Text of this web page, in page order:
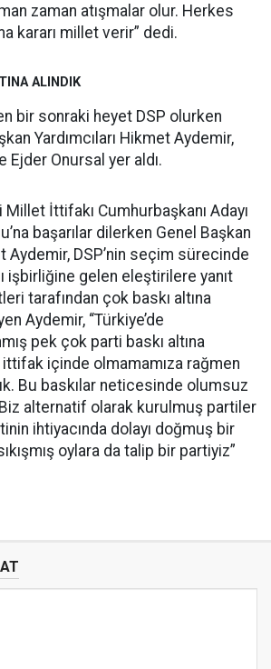
zaman atışmalar olur. Herkes
kararı millet verir” dedi.
ALINDIK
bir sonraki heyet DSP olurken
Yardımcıları Hikmet Aydemir,
Ejder Onursal yer aldı.
İttifakı Cumhurbaşkanı Adayı
başarılar dilerken Genel Başkan
Aydemir, DSP’nin seçim sürecinde
işbirliğine gelen eleştirilere yanıt
tarafından çok baskı altına
Aydemir, “Türkiye’de
pek çok parti baskı altına
ittifak içinde olmamamıza rağmen
Bu baskılar neticesinde olumsuz
alternatif olarak kurulmuş partiler
ihtiyacında dolayı doğmuş bir
oylara da talip bir partiyiz”